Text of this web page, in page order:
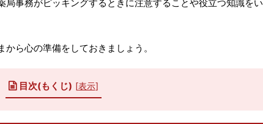
局事務がピッキングするときに注意することや役立つ知識をい
ら心の準備をしておきましょう。
目次(もくじ) [表示]